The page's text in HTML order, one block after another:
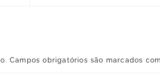
Campos obrigatórios são marcados com